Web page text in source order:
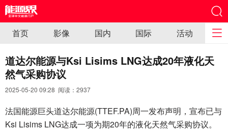
首页 影像 国内 国际 活动
道达尔能源与Ksi Lisims LNG达成20年液化天
然气采购协议
2025-05-20 09:28 阅读： 2937
法国能源巨头道达尔能源(TTEF.PA)周一发布声明，宣布已与
Ksi Lisims LNG达成一项为期20年的液化天然气采购协议。